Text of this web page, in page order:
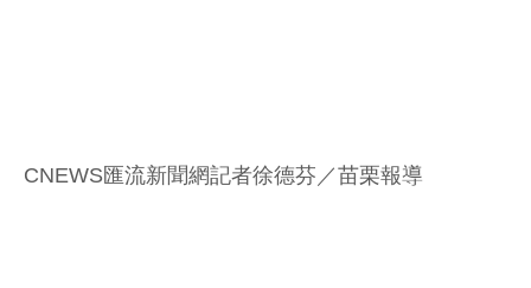
CNEWS匯流新聞網記者徐德芬／苗栗報導